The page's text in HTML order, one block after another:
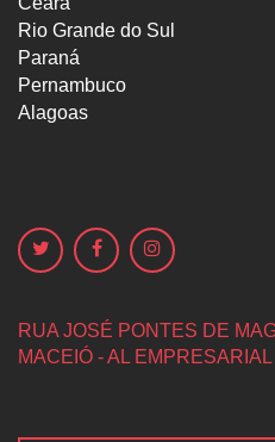
Rio Grande do Sul
Paraná
Pernambuco
Alagoas
RUA JOSÉ PONTES DE
MACEIÓ - AL